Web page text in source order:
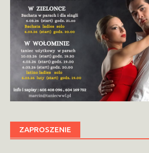
ZAPROSZENIE